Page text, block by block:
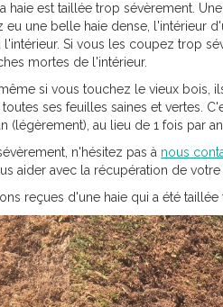
haie est taillée trop sévèrement.
eu une belle haie dense, l'intérieur
Si vous les coupez trop
mortes de l'intérieur.
si vous touchez le vieux bois,
ses feuilles saines et vertes.
(légèrement), au lieu de 1 fois par
n'hésitez pas à nous
aider avec la récupération de votre
reçues d'une haie qui a été taillée